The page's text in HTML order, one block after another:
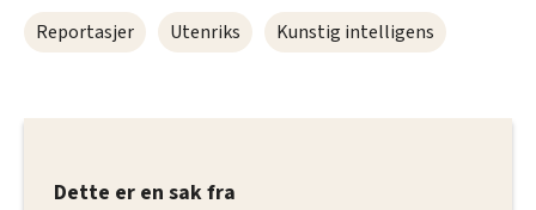
Reportasjer Utenriks Kunstig intelligens
Dette er en sak fra